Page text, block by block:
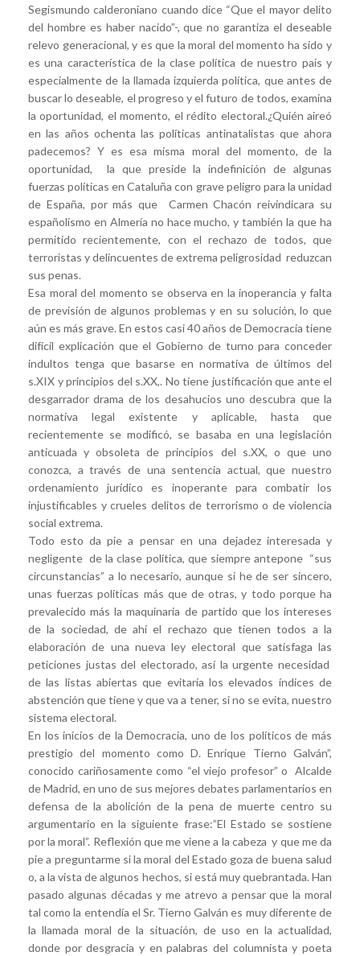
Segismundo calderoniano cuando dice “Que el mayor delito
del hombre es haber nacido”-, que no garantiza el deseable
relevo generacional, y es que la moral del momento ha sido y
es una característica de la clase política de nuestro país y
especialmente de la llamada izquierda política, que antes de
buscar lo deseable, el progreso y el futuro de todos, examina
la oportunidad, el momento, el rédito electoral.¿Quién aireó
en las años ochenta las políticas antinatalistas que ahora
padecemos? Y es esa misma moral del momento, de la
oportunidad, la que preside la indefinición de algunas
fuerzas políticas en Cataluña con grave peligro para la unidad
de España, por más que Carmen Chacón reivindicara su
españolismo en Almería no hace mucho, y también la que ha
permitido recientemente, con el rechazo de todos, que
terroristas y delincuentes de extrema peligrosidad reduzcan
sus penas.
Esa moral del momento se observa en la inoperancia y falta
de previsión de algunos problemas y en su solución, lo que
aún es más grave. En estos casi 40 años de Democracia tiene
difícil explicación que el Gobierno de turno para conceder
indultos tenga que basarse en normativa de últimos del
s.XIX y principios del s.XX,. No tiene justificación que ante el
desgarrador drama de los desahucios uno descubra que la
normativa legal existente y aplicable, hasta que
recientemente se modificó, se basaba en una legislación
anticuada y obsoleta de principios del s.XX, o que uno
conozca, a través de una sentencia actual, que nuestro
ordenamiento jurídico es inoperante para combatir los
injustificables y crueles delitos de terrorismo o de violencia
social extrema.
Todo esto da pie a pensar en una dejadez interesada y
negligente de la clase política, que siempre antepone “sus
circunstancias” a lo necesario, aunque si he de ser sincero,
unas fuerzas políticas más que de otras, y todo porque ha
prevalecido más la maquinaria de partido que los intereses
de la sociedad, de ahí el rechazo que tienen todos a la
elaboración de una nueva ley electoral que satisfaga las
peticiones justas del electorado, así la urgente necesidad
de las listas abiertas que evitaría los elevados índices de
abstención que tiene y que va a tener, si no se evita, nuestro
sistema electoral.
En los inicios de la Democracia, uno de los políticos de más
prestigio del momento como D. Enrique Tierno Galván”,
conocido cariñosamente como “el viejo profesor” o Alcalde
de Madrid, en uno de sus mejores debates parlamentarios en
defensa de la abolición de la pena de muerte centro su
argumentario en la siguiente frase:”El Estado se sostiene
por la moral”. Reflexión que me viene a la cabeza y que me da
pie a preguntarme si la moral del Estado goza de buena salud
o, a la vista de algunos hechos, si está muy quebrantada. Han
pasado algunas décadas y me atrevo a pensar que la moral
tal como la entendía el Sr. Tierno Galván es muy diferente de
la llamada moral de la situación, de uso en la actualidad,
donde por desgracia y en palabras del columnista y poeta